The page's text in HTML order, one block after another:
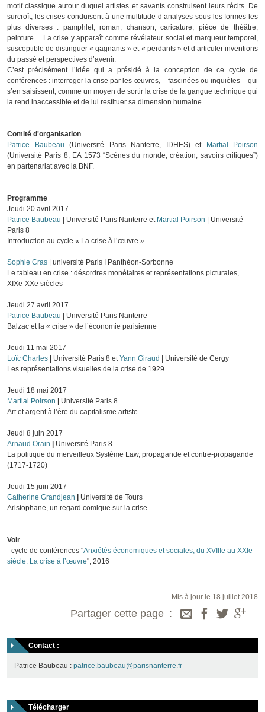
motif classique autour duquel artistes et savants construisent leurs récits. De
surcroît, les crises conduisent à une multitude d’analyses sous les formes les
plus diverses : pamphlet, roman, chanson, caricature, pièce de théâtre,
peinture… La crise y apparaît comme révélateur social et marqueur temporel,
susceptible de distinguer « gagnants » et « perdants » et d’articuler inventions
du passé et perspectives d’avenir.
C’est précisément l’idée qui a présidé à la conception de ce cycle de
conférences : interroger la crise par les œuvres, – fascinées ou inquiètes – qui
s’en saisissent, comme un moyen de sortir la crise de la gangue technique qui
la rend inaccessible et de lui restituer sa dimension humaine.
Comité d'organisation
Patrice Baubeau (Université Paris Nanterre, IDHES) et
Martial Poirson
(Université Paris 8,EA 1573 “Scènes du monde, création, savoirs critiques”)
en partenariat avec la BNF.
Programme
Jeudi 20 avril 2017
Patrice Baubeau | Université Paris Nanterre et Martial Poirson | Université
Paris 8
Introduction au cycle « La crise à l’œuvre »
Sophie Cras | université Paris I Panthéon-Sorbonne
Le tableau en crise : désordres monétaires et représentations picturales,
XIXe-XXe siècles
Jeudi 27 avril 2017
Patrice Baubeau | Université Paris Nanterre
Balzac et la « crise » de l’économie parisienne
Jeudi 11 mai 2017
Loïc Charles | Université Paris 8 etYann Giraud | Université de Cergy
Les représentations visuelles de la crise de 1929
Jeudi 18 mai 2017
Martial Poirson | Université Paris 8
Art et argent à l’ère du capitalisme artiste
Jeudi 8 juin 2017
Arnaud Orain | Université Paris 8
La politique du merveilleux Système Law, propagande et contre-propagande
(1717-1720)
Jeudi 15 juin 2017
Catherine Grandjean | Université de Tours
Aristophane, un regard comique sur la crise
Voir
- cycle de conférences "Anxiétés économiques et sociales, du XVIIIe au XXIe
siècle. La crise à l’œuvre", 2016
Mis à jour le 18 juillet 2018
Partager cette page
Contact :
Patrice Baubeau : patrice.baubeau@parisnanterre.fr
Télécharger